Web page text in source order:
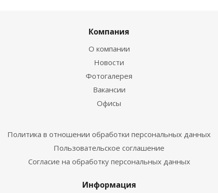
Компания
О компании
Новости
Фотогалерея
Вакансии
Офисы
Политика в отношении обработки персональных данных
Пользовательское соглашение
Согласие на обработку персональных данных
Информация